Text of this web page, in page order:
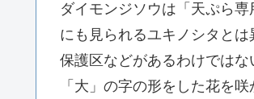
ダイモンジソウは「天ぷら
にも見られるユキノシタと
保護区などがあるわけではな
「大」の字の形をした花を